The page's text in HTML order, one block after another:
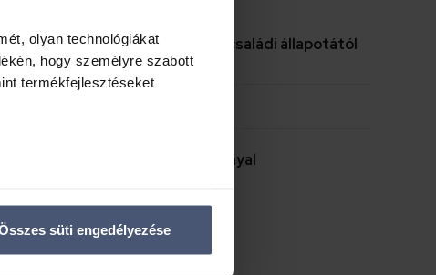
olyan technológiákat
hogy személyre szabott
termékfejlesztéseket
süti engedélyezése
után a szülő(k) életkorától és családi állapotától
legalább 2 éves TB jogviszonnyal